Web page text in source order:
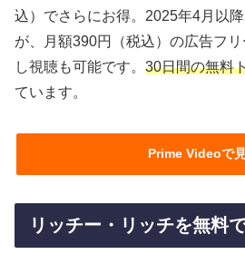
込）でさらにお得。2025年4月以
が、月額390円（税込）の広告フ
し視聴も可能です。 30日間の無料
ています。
Prime Videoで
リッチー・リッチを無料